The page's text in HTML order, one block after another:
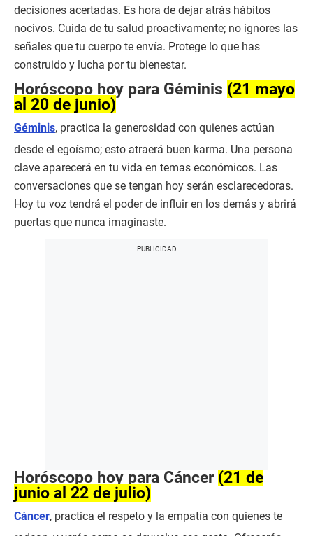
decisiones acertadas. Es hora de dejar atrás hábitos
nocivos. Cuida de tu salud proactivamente; no ignores las
señales que tu cuerpo te envía. Protege lo que has
construido y lucha por tu bienestar.
Horóscopo hoy para Géminis (21 mayo
al 20 de junio)
Géminis, practica la generosidad con quienes actúan
desde el egoísmo; esto atraerá buen karma. Una persona
clave aparecerá en tu vida en temas económicos. Las
conversaciones que se tengan hoy serán esclarecedoras.
Hoy tu voz tendrá el poder de influir en los demás y abrirá
puertas que nunca imaginaste.
Horóscopo hoy para Cáncer (21 de
junio al 22 de julio)
Cáncer, practica el respeto y la empatía con quienes te